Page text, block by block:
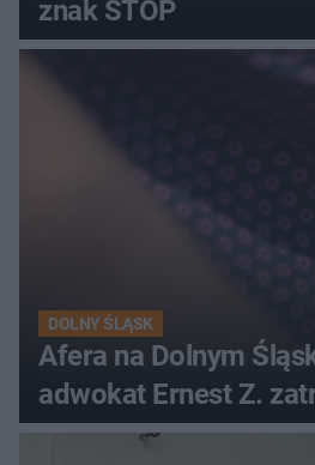
znak STOP
DOLNY ŚLĄSK
Afera na Dolnym
adwokat Ernest Z.